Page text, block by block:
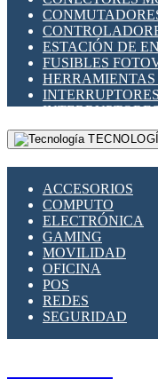
ESTACIÓN DE
FUSIBLES
HERRAMIENTAS
MONTAJE PANEL
SUPRESOR DE
APLICACIONES
ACCESORIOS
COMPUTO
ELECTRÓNICA
GAMING
MOVILIDAD
OFICINA
POS
REDES
SEGURIDAD